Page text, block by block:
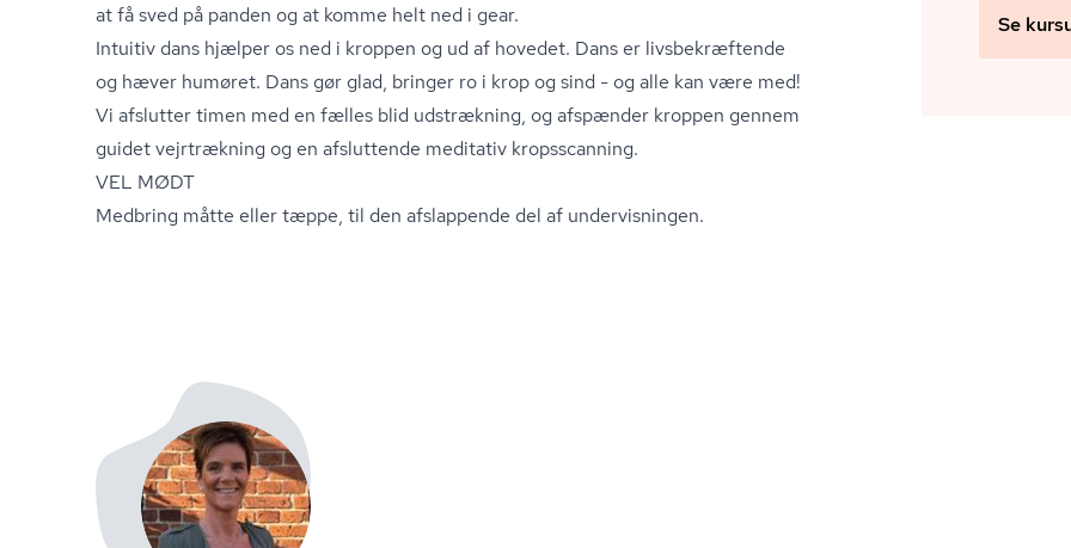
at få sved på panden og at komme helt ned i gear.
Intuitiv dans hjælper os ned i kroppen og ud af hovedet. Dans er livs­be­kræf­ten­de
og hæver humøret. Dans gør glad, bringer ro i krop og sind - og alle kan være med!
Vi afslutter timen med en fælles blid udstrækning, og afspænder kroppen gennem
guidet vejrtrækning og en afsluttende meditativ kropsscanning.
VEL MØDT
Medbring måtte eller tæppe, til den afslappende del af undervisningen.
Se